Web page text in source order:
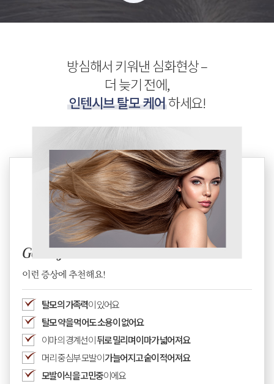
방심해서 키워낸 심화현상 –
더 늦기 전에,
인텐시브 탈모 케어하세요!
Good for
이런 증상에 추천해요!
탈모의 가족력이 있어요
탈모 약을 먹어도 소용이 없어요
이마의 경계선이뒤로 밀리며 이마가 넓어져요
머리 중심부 모발이가늘어지고 숱이 적어져요
모발이식을 고민중이에요